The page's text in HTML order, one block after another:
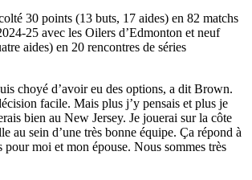
30 points (13 buts, 17 aides) en 82 matchs
25 avec les Oilers d’Edmonton et neuf
aides) en 20 rencontres de séries
choyé d’avoir eu des options, a dit Brown.
facile. Mais plus j’y pensais et plus je
bien au New Jersey. Je jouerai sur la côte
au sein d’une très bonne équipe. Ça répond à
pour moi et mon épouse. Nous sommes très